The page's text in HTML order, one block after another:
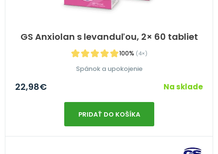
GS Anxiolan s levanduľou, 2× 60 tabliet
100% (4×)
Spánok a upokojenie
22,98€ Na sklade
PRIDAŤ DO KOŠÍKA